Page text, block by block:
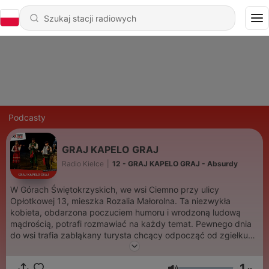
Podcasty
GRAJ KAPELO GRAJ
Radio Kielce 12 - GRAJ KAPELO GRAJ - Absurdy
W Górach Świętokrzyskich, we wsi Ciemno przy ulicy
Opłotkowej 13, mieszka Rozalia Małorolna. Ta niezwykła
kobieta, obdarzona poczuciem humoru i wrodzoną ludową
mądrością, potrafi rozmawiać na każdy temat. Pewnego dnia
do wsi trafia zabłąkany turysta chcący odpocząć od zgiełku
miasta i nieznośnej żony. Postanawia tam pozostać nieco